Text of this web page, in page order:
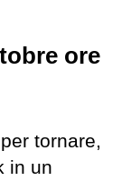
ore
tornare,
in un